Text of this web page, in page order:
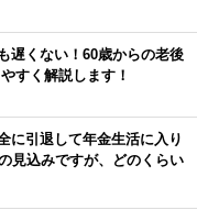
遅くない！60歳からの老後
すく解説します！
に引退して年金生活に入り
見込みですが、どのくらい